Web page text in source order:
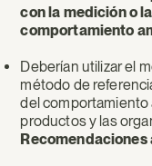
con la medición o
comportamiento
Deberían utilizar el
método de
del comportamiento
productos y las